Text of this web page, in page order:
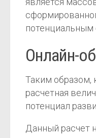
Онлайн-
Таким образом,
расчетная
потенциал
Данный расчет